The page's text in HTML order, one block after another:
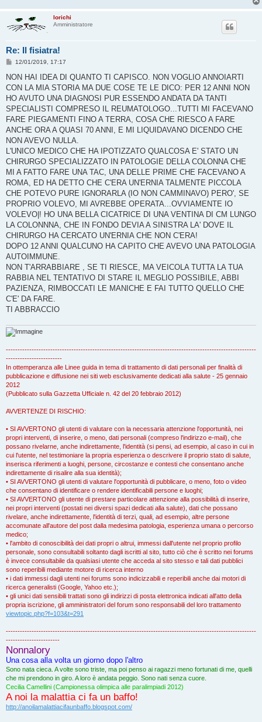
lorichi
Amministratore
Re: Il fisiatra!
M
s
a
g
i
o
12/01/2019, 17:17
NON HAI IDEA DI QUANTO TI CAPISCO. NON VOGLIO ANNOIARTI
CON LA MIA STORIA MA DUE COSE TE LE DICO: PER 12 ANNI NON
HO AVUTO UNA DIAGNOSI PUR ESSENDO ANDATA DA TANTI
SPECIALISTI COMPRESO IL REUMATOLOGO...TUTTI MI FACEVANO
FARE PIEGAMENTI FINO A TERRA, COSA CHE RIESCO A FARE
ANCHE ORA A QUASI 70 ANNI, E MI LIQUIDAVANO DICENDO CHE
NON AVEVO NULLA.
L'UNICO MEDICO CHE HA IPOTIZZATO QUALCOSA E' STATO UN
CHIRURGO SPECIALIZZATO IN PATOLOGIE DELLA COLONNA CHE
MI A FATTO FARE UNA TAC, UNA DELLE PRIME CHE FACEVANO A
ROMA, ED HA DETTO CHE C'ERA UN'ERNIA TALMENTE PICCOLA
CHE POTEVO PURE IGNORARLA (IO NON CAMMINAVO) PERO', SE
PROPRIO VOLEVO, MI AVREBBE OPERATA...OVVIAMENTE IO
VOLEVO|! HO UNA BELLA CICATRICE DI UNA VENTINA DI CM LUNGO
LA COLONNNA, CHE IN FONDO DEVIA A SINISTRA LA' DOVE IL
CHIRURGO HA CERCATO UN'ERNIA CHE NON C'ERA!
DOPO 12 ANNI QUALCUNO HA CAPITO CHE AVEVO UNA PATOLOGIA
AUTOIMMUNE.
NON T'ARRABBIARE , SE TI RIESCE, MA VEICOLA TUTTA LA TUA
RABBIA NEL TENTATIVO DI STARE IL MEGLIO POSSIBILE, ABBI
PAZIENZA, RIMBOCCATI LE MANICHE E FAI TUTTO QUELLO CHE
C'E' DA FARE.
TI ABBRACCIO
-----------------------------------------------------------------------------------------------------------
------------------------
In ottemperanza alle Linee guida in tema di trattamento di dati personali per finalità di
pubblicazione e diffusione nei siti web esclusivamente dedicati alla salute - 25 gennaio
2012
(Pubblicato sulla Gazzetta Ufficiale n. 42 del 20 febbraio 2012)
AVVERTENZE DI RISCHIO:
• SI AVVERTONO gli utenti di valutare con la necessaria attenzione l'opportunità, nei
propri interventi, di inserire, o meno, dati personali (compreso l'indirizzo e-mail), che
possano rivelarne, anche indirettamente, l'identità (si pensi, ad esempio, al caso in cui in
cui l'utente, nel testimoniare la propria esperienza o descrivere il proprio stato di salute,
inserisca riferimenti a luoghi, persone, circostanze e contesti che consentano anche
indirettamente di risalire alla sua identità);
• SI AVVERTONO gli utenti di valutare l'opportunità di pubblicare, o meno, foto o video
che consentano di identificare o rendere identificabili persone e luoghi;
• SI AVVERTONO gli utente di prestare particolare attenzione alla possibilità di inserire,
nei propri interventi (postati nei diversi spazi dedicati alla salute), dati che possano
rivelare, anche indirettamente, l'identità di terzi, quali, ad esempio, altre persone
accomunate all'autore del post dalla medesima patologia, esperienza umana o percorso
medico;
• l'ambito di conoscibilità dei dati propri o altrui, immessi dall'utente nel proprio profilo
personale, sono consultabili soltanto dagli iscritti al sito, tutto ciò che è scritto nei forums
è invece consultabile da qualsiasi utente che acceda al sito stesso e tali dati pubblici
sono reperibili mediante motore di ricerca interno
• i dati immessi dagli utenti nei forums sono indicizzabili e reperibili anche dai motori di
ricerca generalisti (Google, Yahoo etc.);
• gli unici dati sensibili trattati sono gli indirizzi di posta elettronica indicati all'atto della
propria iscrizione, gli amministratori del forum sono responsabili del loro trattamento
viewtopic.php?f=103&t=291
-----------------------------------------------------------------------------------------------------------
-----------------------
Nonnalory
Una cosa alla volta un giorno dopo l'altro
Sono nata cieca. A volte sono triste, ma poi penso ai ragazzi meno fortunati di me, quelli
che mi prendono in giro. A loro è andata peggio. Sono nati senza cuore.
Cecilia Camellini (Campionessa olimpica alle paralimpiadi 2012)
A noi la malattia ci fa un baffo!
http://anoilamalattiacifaunbaffo.blogspot.com/